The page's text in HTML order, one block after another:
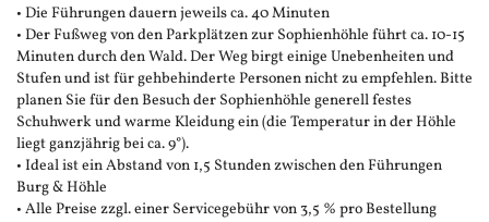
• Die Führungen dauern jeweils ca. 40 Minuten
• Der Fußweg von den Parkplätzen zur Sophienhöhle führt ca. 10-15
Minuten durch den Wald. Der Weg birgt einige Unebenheiten und
Stufen und ist für gehbehinderte Personen nicht zu empfehlen. Bitte
planen Sie für den Besuch der Sophienhöhle generell festes
Schuhwerk und warme Kleidung ein (die Temperatur in der Höhle
liegt ganzjährig bei ca. 9°).
• Ideal ist ein Abstand von 1,5 Stunden zwischen den Führungen
Burg & Höhle
• Alle Preise zzgl. einer Servicegebühr von 3,5 % pro Bestellung